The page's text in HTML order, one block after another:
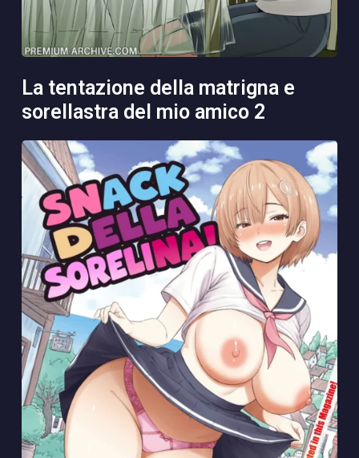
la tentazione della matrigna e
sorellastra del mio amico 2